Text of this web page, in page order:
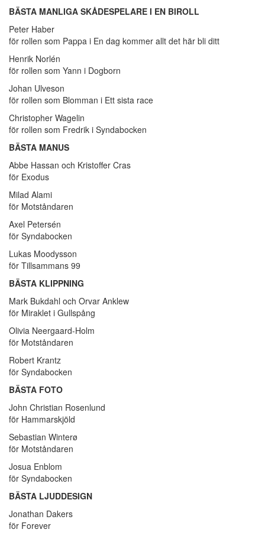
BÄSTA MANLIGA SKÅDESPELARE I EN BIROLL
Peter Haber
för rollen som Pappa i En dag kommer allt det här bli ditt
Henrik Norlén
för rollen som Yann i Dogborn
Johan Ulveson
för rollen som Blomman i Ett sista race
Christopher Wagelin
för rollen som Fredrik i Syndabocken
BÄSTA MANUS
Abbe Hassan och Kristoffer Cras
för Exodus
Milad Alami
för Motståndaren
Axel Petersén
för Syndabocken
Lukas Moodysson
för Tillsammans 99
BÄSTA KLIPPNING
Mark Bukdahl och Orvar Anklew
för Miraklet i Gullspång
Olivia Neergaard-Holm
för Motståndaren
Robert Krantz
för Syndabocken
BÄSTA FOTO
John Christian Rosenlund
för Hammarskjöld
Sebastian Winterø
för Motståndaren
Josua Enblom
för Syndabocken
BÄSTA LJUDDESIGN
Jonathan Dakers
för Forever